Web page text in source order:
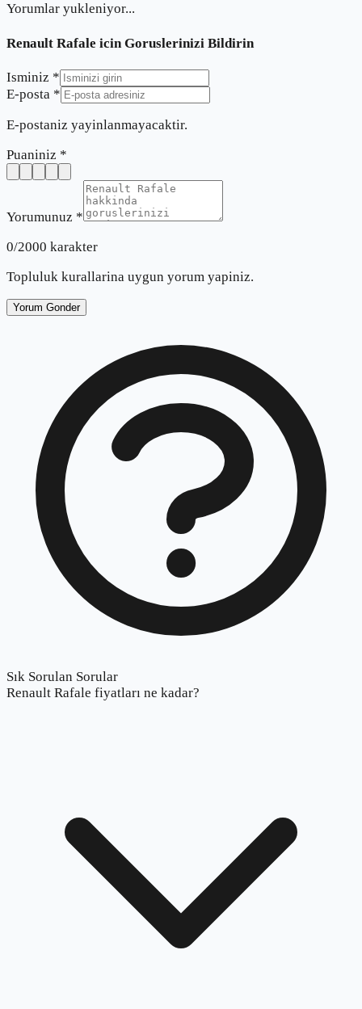
Yorumlar yukleniyor...
Renault Rafale icin Goruslerinizi Bildirin
Isminiz *
E-posta *
E-postaniz yayinlanmayacaktir.
Puaniniz *
Yorumunuz *
0/2000 karakter
Topluluk kurallarina uygun yorum yapiniz.
Yorum Gonder
Sık Sorulan Sorular
Renault Rafale fiyatları ne kadar?